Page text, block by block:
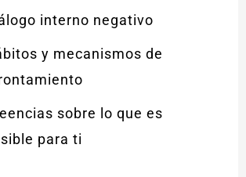
interno negativo
y mecanismos de
sobre lo que es
para ti